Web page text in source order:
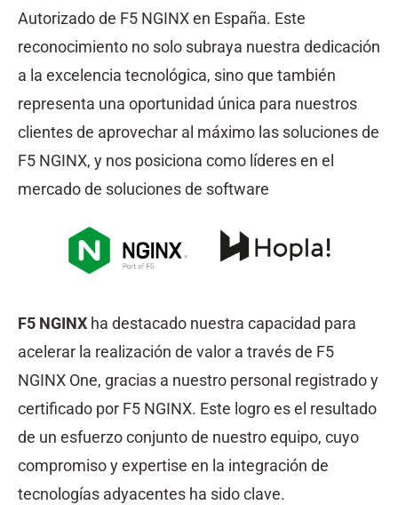
Autorizado de F5 NGINX en España. Este
reconocimiento no solo subraya nuestra dedicación
a la excelencia tecnológica, sino que también
representa una oportunidad única para nuestros
clientes de aprovechar al máximo las soluciones de
F5 NGINX, y nos posiciona como líderes en el
mercado de soluciones de software
F5 NGINX ha destacado nuestra capacidad para
acelerar la realización de valor a través de F5
NGINX One, gracias a nuestro personal registrado y
certificado por F5 NGINX. Este logro es el resultado
de un esfuerzo conjunto de nuestro equipo, cuyo
compromiso y expertise en la integración de
tecnologías adyacentes ha sido clave.